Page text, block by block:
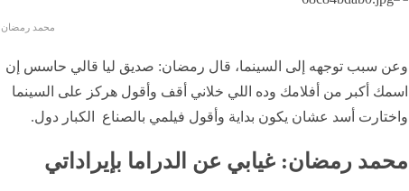
محمد رمضان
وعن سبب توجهه إلى السينما، قال رمضان: صديق ليا قالي حاسس إن
اسمك أكبر من أفلامك وده اللي خلاني أقف وأقول هركز على السينما
واختارت أسد عشان يكون بداية وأقول فيلمي بالصناع الكبار دول.
محمد رمضان: غيابي عن الدراما بإيراداتي